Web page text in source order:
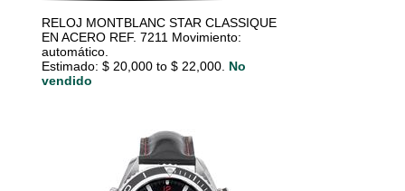
RELOJ MONTBLANC STAR CLASSIQUE
EN ACERO REF. 7211 Movimiento:
automático.
Estimado: $ 20,000 to $ 22,000. No
vendido